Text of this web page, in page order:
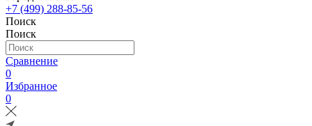
+7 (499) 288-85-56
Поиск
Поиск
Сравнение
0
Избранное
0